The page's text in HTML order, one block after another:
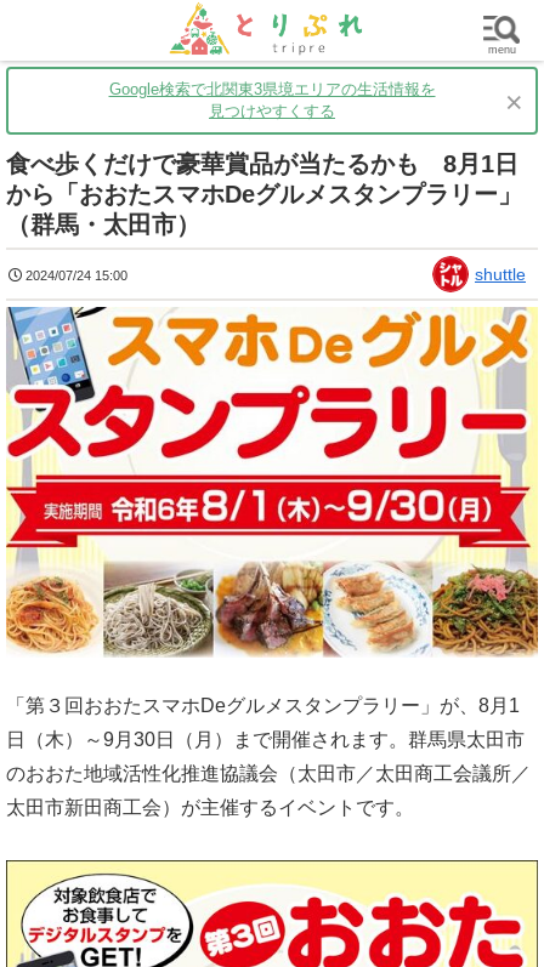
茨城 グルメ 買い物 子育て
Google検索で北関東3県境エリアの生活情報を
見つけやすくする
×
食べ歩くだけで豪華賞品が当たるかも 8月1日
から「おおたスマホDeグルメスタンプラリー」
（群馬・太田市）
2024/07/24 15:00 shuttle
「第３回おおたスマホDeグルメスタンプラリー」が、8月1
日（木）～9月30日（月）まで開催されます。群馬県太田市
のおおた地域活性化推進協議会（太田市／太田商工会議所／
太田市新田商工会）が主催するイベントです。
menu